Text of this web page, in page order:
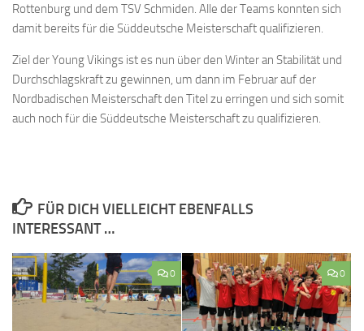
Rottenburg und dem TSV Schmiden. Alle der Teams konnten sich
damit bereits für die Süddeutsche Meisterschaft qualifizieren.
Ziel der Young Vikings ist es nun über den Winter an Stabilität und
Durchschlagskraft zu gewinnen, um dann im Februar auf der
Nordbadischen Meisterschaft den Titel zu erringen und sich somit
auch noch für die Süddeutsche Meisterschaft zu qualifizieren.
FÜR DICH VIELLEICHT EBENFALLS
INTERESSANT …
0 0